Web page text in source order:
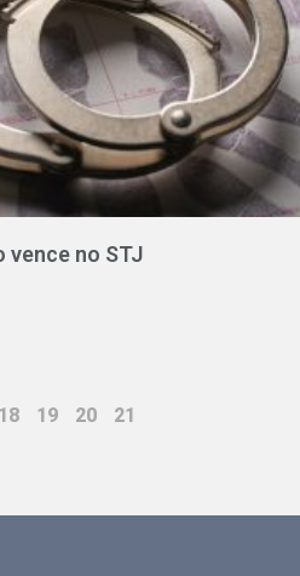
vence no STJ
18 19 20 21